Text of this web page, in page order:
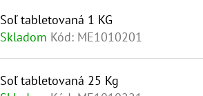
Soľ tabletovaná 1 KG
Skladom Kód: ME1010201
Soľ tabletovaná 25 Kg